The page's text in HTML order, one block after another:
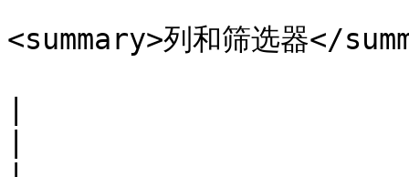
<summary>列和筛选器</